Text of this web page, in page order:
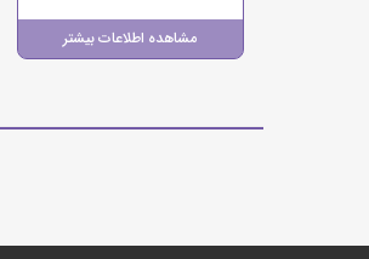
مشاهده اطلاعات بیشتر